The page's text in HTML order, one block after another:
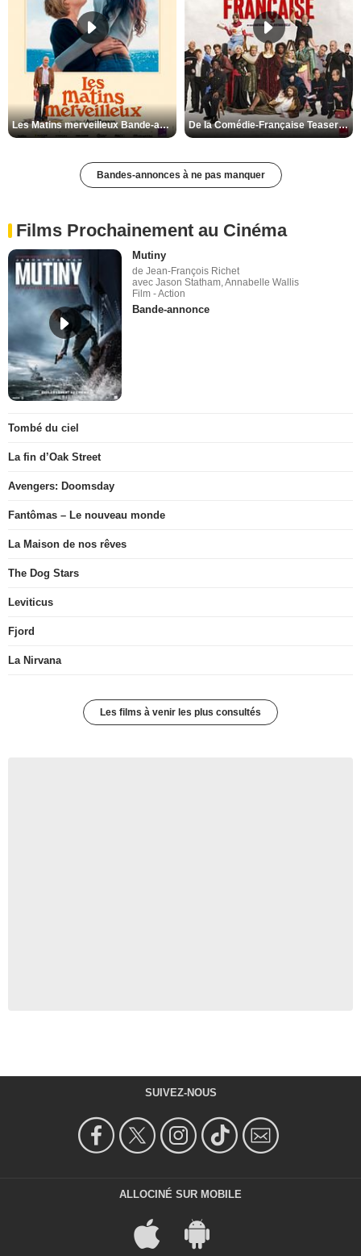
Les Matins merveilleux Bande-annonce VF De la Comédie-Française Teaser VF
Bandes-annonces à ne pas manquer
Films Prochainement au Cinéma
Mutiny
de Jean-François Richet
avec Jason Statham, Annabelle Wallis
Film - Action
Bande-annonce
Tombé du ciel
La fin d’Oak Street
Avengers: Doomsday
Fantômas – Le nouveau monde
La Maison de nos rêves
The Dog Stars
Leviticus
Fjord
La Nirvana
Les films à venir les plus consultés
SUIVEZ-NOUS
ALLOCINÉ SUR MOBILE